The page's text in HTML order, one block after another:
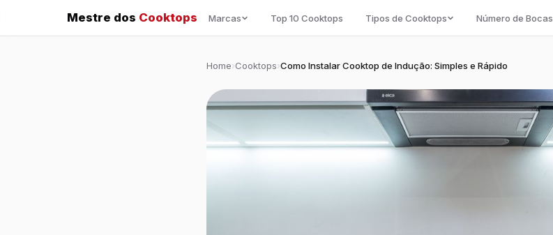
Mestre dos Cooktops Marcas Top 10 Cooktops Tipos de Cooktops Número de Bocas
Home›Cooktops›Como Instalar Cooktop de Indução: Simples e Rápido